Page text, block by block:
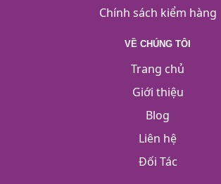
Chính sách kiểm hàng
VỀ CHÚNG TÔI
Trang chủ
Giới thiệu
Blog
Liên hệ
Đối Tác